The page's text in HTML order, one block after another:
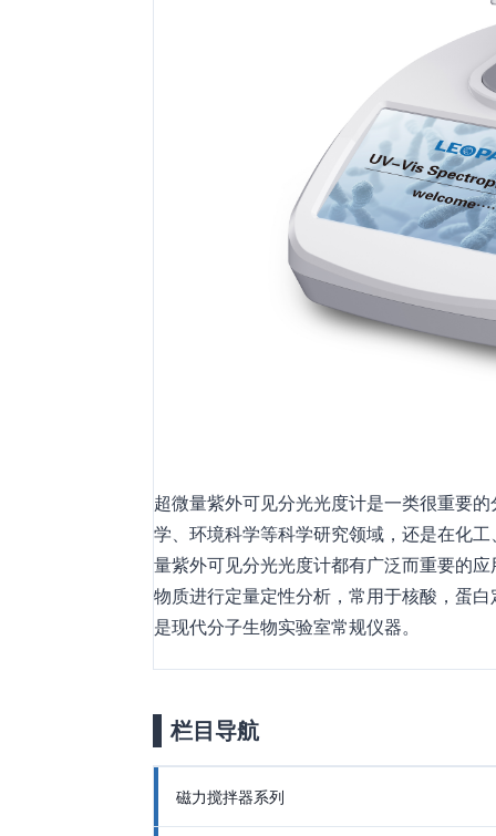
超微量紫外可见分光光度计是一类很重要
学、环境科学等科学研究领域，还是在化
量紫外可见分光光度计都有广泛而重要的
物质进行定量定性分析，常用于核酸，蛋
是现代分子生物实验室常规仪器。
栏目导航
磁力搅拌器系列